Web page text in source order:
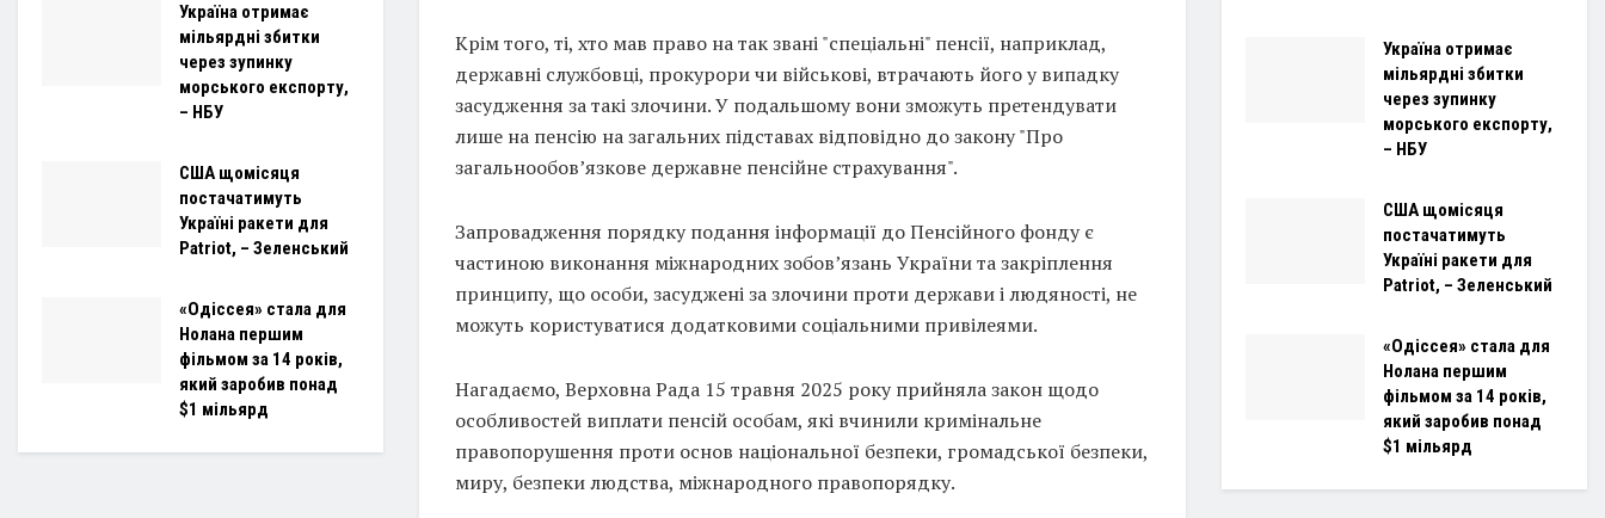
Крім того, ті, хто мав право на так звані "спеціальні" пенсії, наприклад,
державні службовці, прокурори чи військові, втрачають його у випадку
засудження за такі злочини. У подальшому вони зможуть претендувати
лише на пенсію на загальних підставах відповідно до закону "Про
загальнообов’язкове державне пенсійне страхування".
Запровадження порядку подання інформації до Пенсійного фонду є
частиною виконання міжнародних зобов’язань України та закріплення
принципу, що особи, засуджені за злочини проти держави і людяності, не
можуть користуватися додатковими соціальними привілеями.
Нагадаємо, Верховна Рада 15 травня 2025 року прийняла закон щодо
особливостей виплати пенсій особам, які вчинили кримінальне
правопорушення проти основ національної безпеки, громадської безпеки,
миру, безпеки людства, міжнародного правопорядку.
Україна отримає
мільярдні збитки
через зупинку
морського експорту,
– НБУ
США щомісяця
постачатимуть
Україні ракети для
Patriot, – Зеленський
«Одіссея» стала для
Нолана першим
фільмом за 14 років,
який заробив понад
$1 мільярд
Україна отримає
мільярдні збитки
через зупинку
морського експорту,
– НБУ
США щомісяця
постачатимуть
Україні ракети для
Patriot, – Зеленський
«Одіссея» стала для
Нолана першим
фільмом за 14 років,
який заробив понад
$1 мільярд